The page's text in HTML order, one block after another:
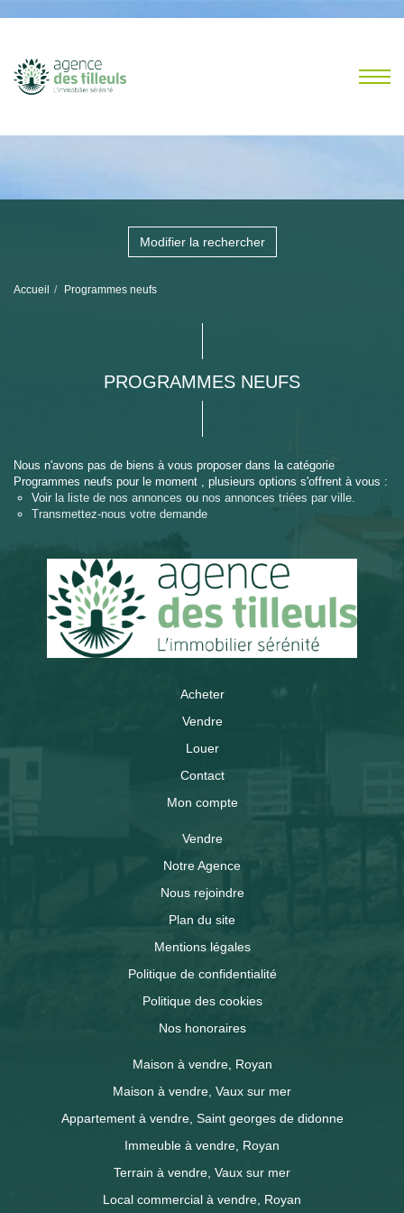
Modifier la rechercher
Accueil Programmes neufs
PROGRAMMES NEUFS
Nous n'avons pas de biens à vous proposer dans la catégorie
Programmes neufs pour le moment , plusieurs options s'offrent à vous :
Voir la liste de nos annonces ou nos annonces triées par ville.
Transmettez-nous votre demande
Acheter
Vendre
Louer
Contact
Mon compte
Vendre
Notre Agence
Nous rejoindre
Plan du site
Mentions légales
Politique de confidentialité
Politique des cookies
Nos honoraires
Maison à vendre, Royan
Maison à vendre, Vaux sur mer
Appartement à vendre, Saint georges de didonne
Immeuble à vendre, Royan
Terrain à vendre, Vaux sur mer
Local commercial à vendre, Royan